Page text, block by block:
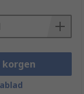
korgen